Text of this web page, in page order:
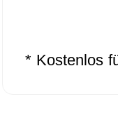
* Kostenlos